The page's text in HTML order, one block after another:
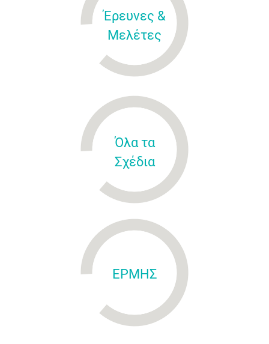
Έρευνες &
Μελέτες
Όλα τα
Σχέδια
ΕΡΜΗΣ